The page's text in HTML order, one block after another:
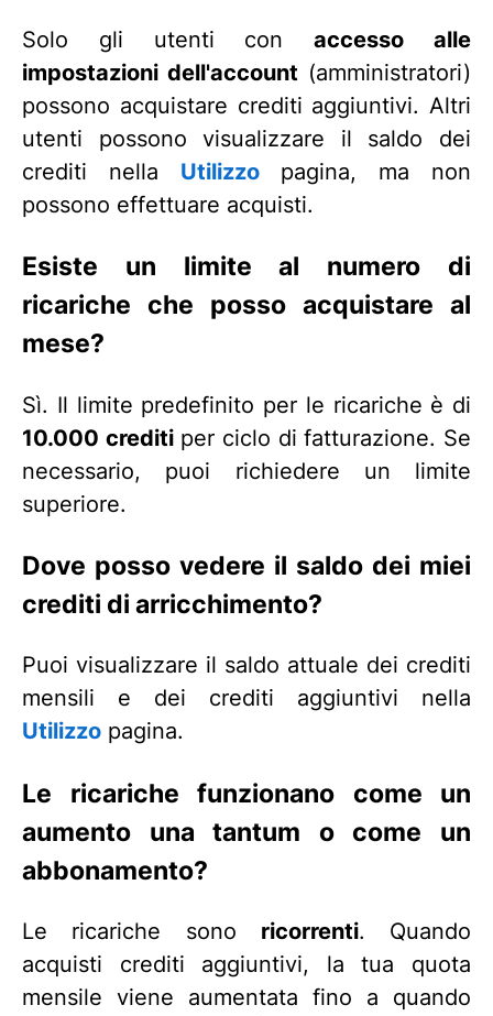
Solo gli utenti conaccesso alle
impostazioni dell'account (amministratori)
possono acquistare crediti aggiuntivi. Altri
utenti possono visualizzare il saldo dei
crediti nella Utilizzopagina, ma non
possono effettuare acquisti.
Esiste un limite al numero di
ricariche che posso acquistare al
mese?
Sì. Il limite predefinito per le ricariche è di
10.000 creditiper ciclo di fatturazione. Se
necessario, puoi richiedere un limite
superiore.
Dove posso vedere il saldo dei miei
crediti di arricchimento?
Puoi visualizzare il saldo attuale dei crediti
mensili e dei crediti aggiuntivi nella
Utilizzo pagina.
Le ricariche funzionano come un
aumento una tantum o come un
abbonamento?
Le ricariche sono ricorrenti. Quando
acquisti crediti aggiuntivi, la tua quota
mensile viene aumentata fino a quando